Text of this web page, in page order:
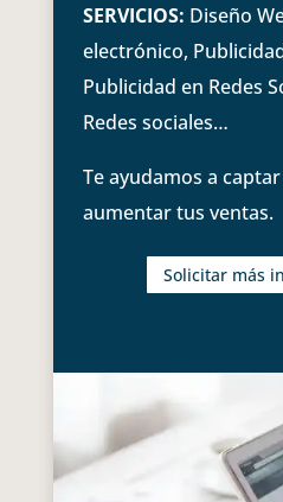
SERVICIOS: Diseño
electrónico,
Publicidad en Redes
Redes sociales…
Te ayudamos a
aumentar tus ventas.
Solicitar más